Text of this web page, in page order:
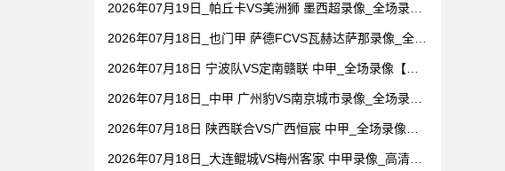
2026年07月19日_帕丘卡VS美洲狮 墨西超录像_全场录像
2026年07月18日_也门甲 萨德FCVS瓦赫达萨那录像_全场
2026年07月18日 宁波队VS定南赣联 中甲_全场录像【视
2026年07月18日_中甲 广州豹VS南京城市录像_全场录像
2026年07月18日 陕西联合VS广西恒宸 中甲_全场录像
2026年07月18日_大连鲲城VS梅州客家 中甲录像_高清录